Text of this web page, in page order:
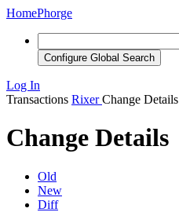
HomePhorge
Configure Global Search
Log In
Transactions Rixer Change Details
Change Details
Old
New
Diff